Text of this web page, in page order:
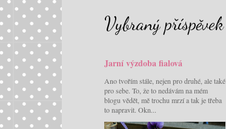
Vybraný příspěvek
Jarní výzdoba fialová
Ano tvořím stále, nejen pro druhé, ale také
pro sebe. To, že to nedávám na mém
blogu vědět, mě trochu mrzí a tak je třeba
to napravit. Okn...